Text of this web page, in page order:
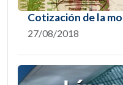
Cotización de la
27/08/2018